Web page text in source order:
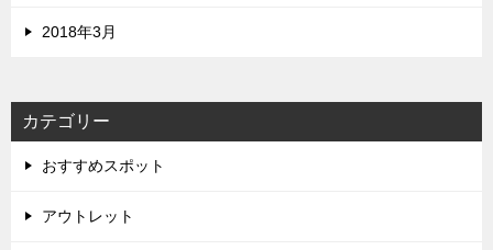
2018年3月
カテゴリー
おすすめスポット
アウトレット